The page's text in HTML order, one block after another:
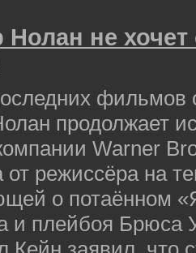
не хочет
фильмов
продолжает
Warner
от режиссёра на
о потаённом
и плейбоя Брюса